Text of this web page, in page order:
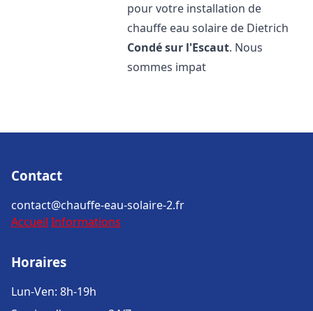
pour votre installation de
chauffe eau solaire de Dietrich
Condé sur l'Escaut. Nous
sommes impat
Contact
contact@chauffe-eau-solaire-2.fr
Accueil Informations
Horaires
Lun-Ven: 8h-19h